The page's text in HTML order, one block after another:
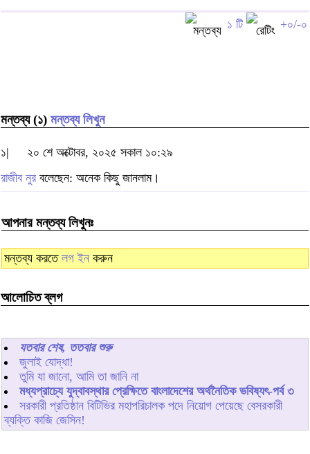
১ টি +০/-০
মন্তব্য (১) মন্তব্য লিখুন
১|
২০ শে অক্টোবর, ২০২৫ সকাল ১০:২৯
রাজীব নুর বলেছেন: অনেক কিছু জানলাম।
আপনার মন্তব্য লিখুনঃ
মন্তব্য করতে লগ ইন করুন
আলোচিত ব্লগ
যতবার শেষ, ততবার শুরু
জুলাই যোদ্ধা!
তুমি যা জানো, আমি তা জানি না
মধ্যপ্রাচ্যে যুদ্বাবস্থার প্রেক্ষিতে বাংলাদেশের অর্থনৈতিক ভবিষ্যৎ-পর্ব ৩
সরকারী প্রতিষ্ঠান বিটিভির মহাপরিচালক পদে নিয়োগ পেয়েছে বেসরকারী
ব্যক্তি কাজি জেসিন!